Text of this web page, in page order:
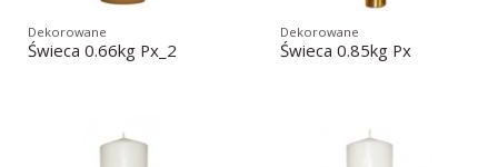
Dekorowane
Świeca 0.66kg Px_2
Dekorowane
Świeca 0.85kg Px